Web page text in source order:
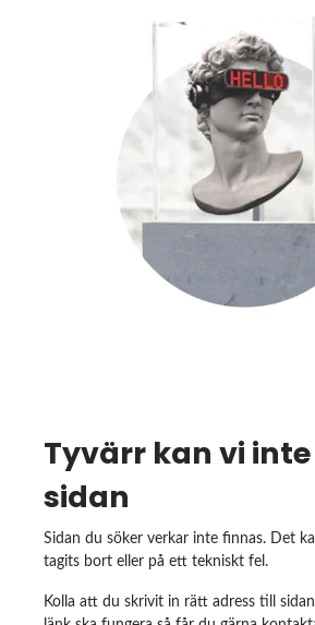
Tyvärr kan vi
sidan
Sidan du söker verkar inte finnas. Det
tagits bort eller på ett tekniskt fel.
Kolla att du skrivit in rätt adress till